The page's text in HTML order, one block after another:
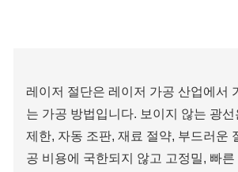
레이저 절단은 레이저 가공 산업에서
는 가공 방법입니다. 보이지 않는 광선
제한, 자동 조판, 재료 절약, 부드러운
공 비용에 국한되지 않고 고정밀, 빠